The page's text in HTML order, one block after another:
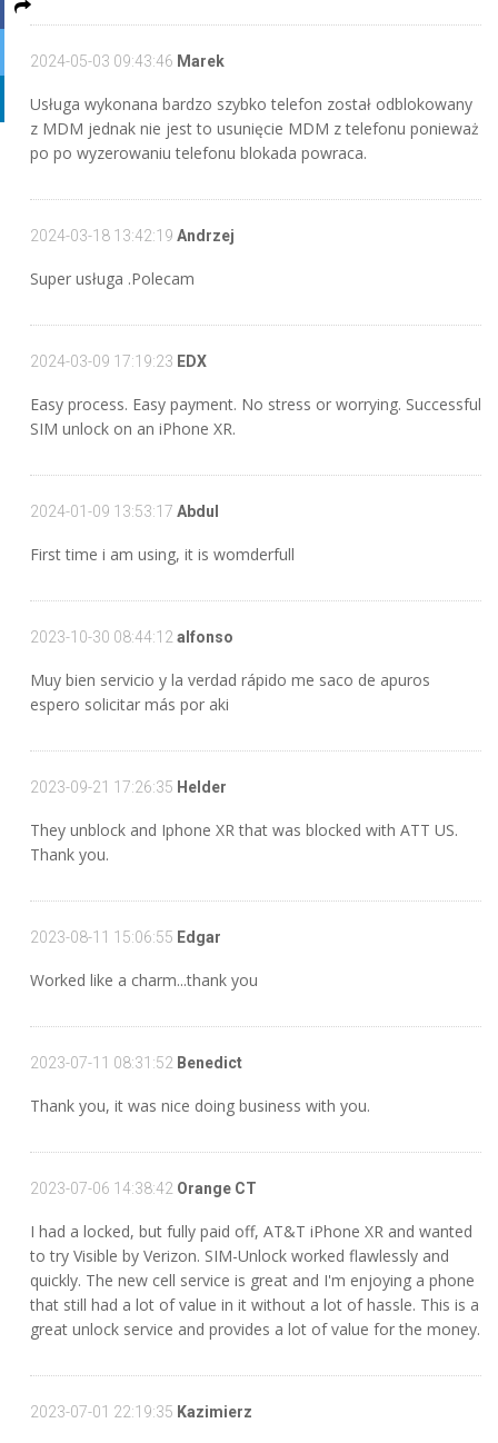
2024-05-03 09:43:46 Marek
Usługa wykonana bardzo szybko telefon został odblokowany
z MDM jednak nie jest to usunięcie MDM z telefonu ponieważ
po po wyzerowaniu telefonu blokada powraca.
2024-03-18 13:42:19 Andrzej
Super usługa .Polecam
2024-03-09 17:19:23 EDX
Easy process. Easy payment. No stress or worrying. Successful
SIM unlock on an iPhone XR.
2024-01-09 13:53:17 Abdul
First time i am using, it is womderfull
2023-10-30 08:44:12 alfonso
Muy bien servicio y la verdad rápido me saco de apuros
espero solicitar más por aki
2023-09-21 17:26:35 Helder
They unblock and Iphone XR that was blocked with ATT US.
Thank you.
2023-08-11 15:06:55 Edgar
Worked like a charm...thank you
2023-07-11 08:31:52 Benedict
Thank you, it was nice doing business with you.
2023-07-06 14:38:42 Orange CT
I had a locked, but fully paid off, AT&T iPhone XR and wanted
to try Visible by Verizon. SIM-Unlock worked flawlessly and
quickly. The new cell service is great and I'm enjoying a phone
that still had a lot of value in it without a lot of hassle. This is a
great unlock service and provides a lot of value for the money.
2023-07-01 22:19:35 Kazimierz